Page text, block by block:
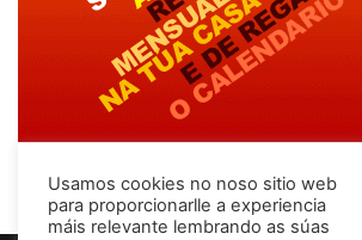
Usamos cookies no noso sitio web
para proporcionarlle a experiencia
máis relevante lembrando as súas